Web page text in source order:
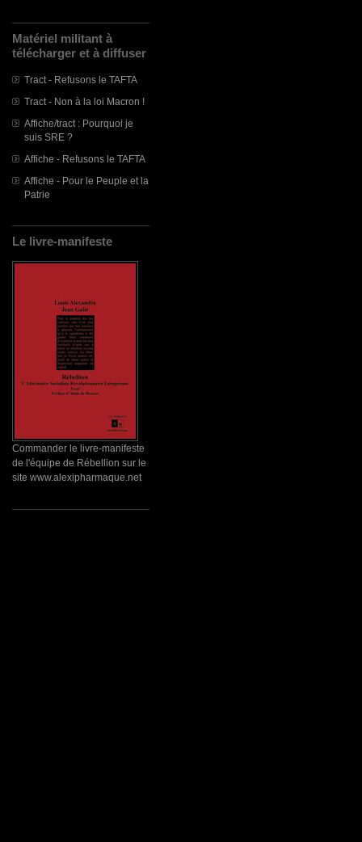
Matériel militant à
télécharger et à diffuser
Tract - Refusons le TAFTA
Tract - Non à la loi Macron !
Affiche/tract : Pourquoi je
suis SRE ?
Affiche - Refusons le TAFTA
Affiche - Pour le Peuple et la
Patrie
Le livre-manifeste
Commander le livre-manifeste
de l'équipe de Rébellion sur le
site www.alexipharmaque.net